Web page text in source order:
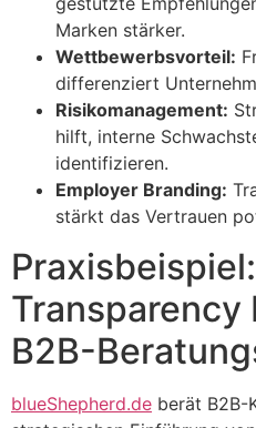
Marken stärker.
Wettbewerbsvorteil:
differenziert
Risikomanagement:
hilft, interne
identifizieren.
Employer Branding:
stärkt das Vertrauen
Transparency
B2B-
blueShepherd.de berät B2B-